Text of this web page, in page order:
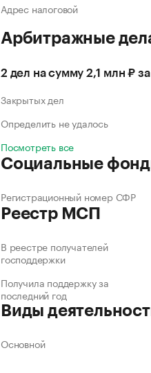
Адрес налоговой
Арбитражные
2 дел на сумму 2,1 млн ₽
Закрытых дел
Определить не удалось
Посмотреть все
Социальные
Регистрационный номер СФР
Реестр МСП
В реестре получателей
господдержки
Получила поддержку за
последний год
Виды
Основной